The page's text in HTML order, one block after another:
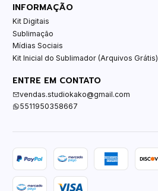
INFORMAÇÃO
Kit Digitais
Sublimação
Mídias Sociais
Kit Inicial do Sublimador (Arquivos Grátis)
ENTRE EM CONTATO
vendas.studiokako@gmail.com
5511950358667